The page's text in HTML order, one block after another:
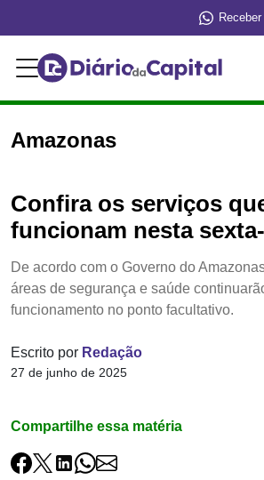
Amazonas
Confira os serviços
funcionam nesta
De acordo com o Governo do
áreas de segurança e saúde
funcionamento no ponto facultativo.
Escrito por Redação
27 de junho de 2025
Compartilhe essa matéria